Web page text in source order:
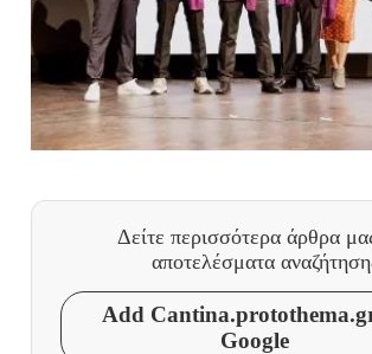
Δείτε περισσότερα άρθρα
αποτελέσματα
Add
Google